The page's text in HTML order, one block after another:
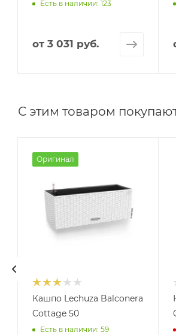
Есть в наличии: 123
от 3 031 руб.
С этим товаром
Оригинал
Кашпо Lechuza Balconera
Cottage 50
Есть в наличии: 59